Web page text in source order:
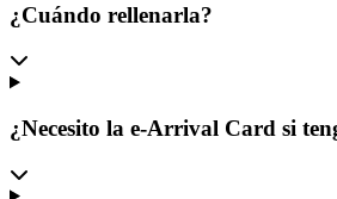
¿Cuándo rellenarla?
¿Necesito la e-Arrival Card si